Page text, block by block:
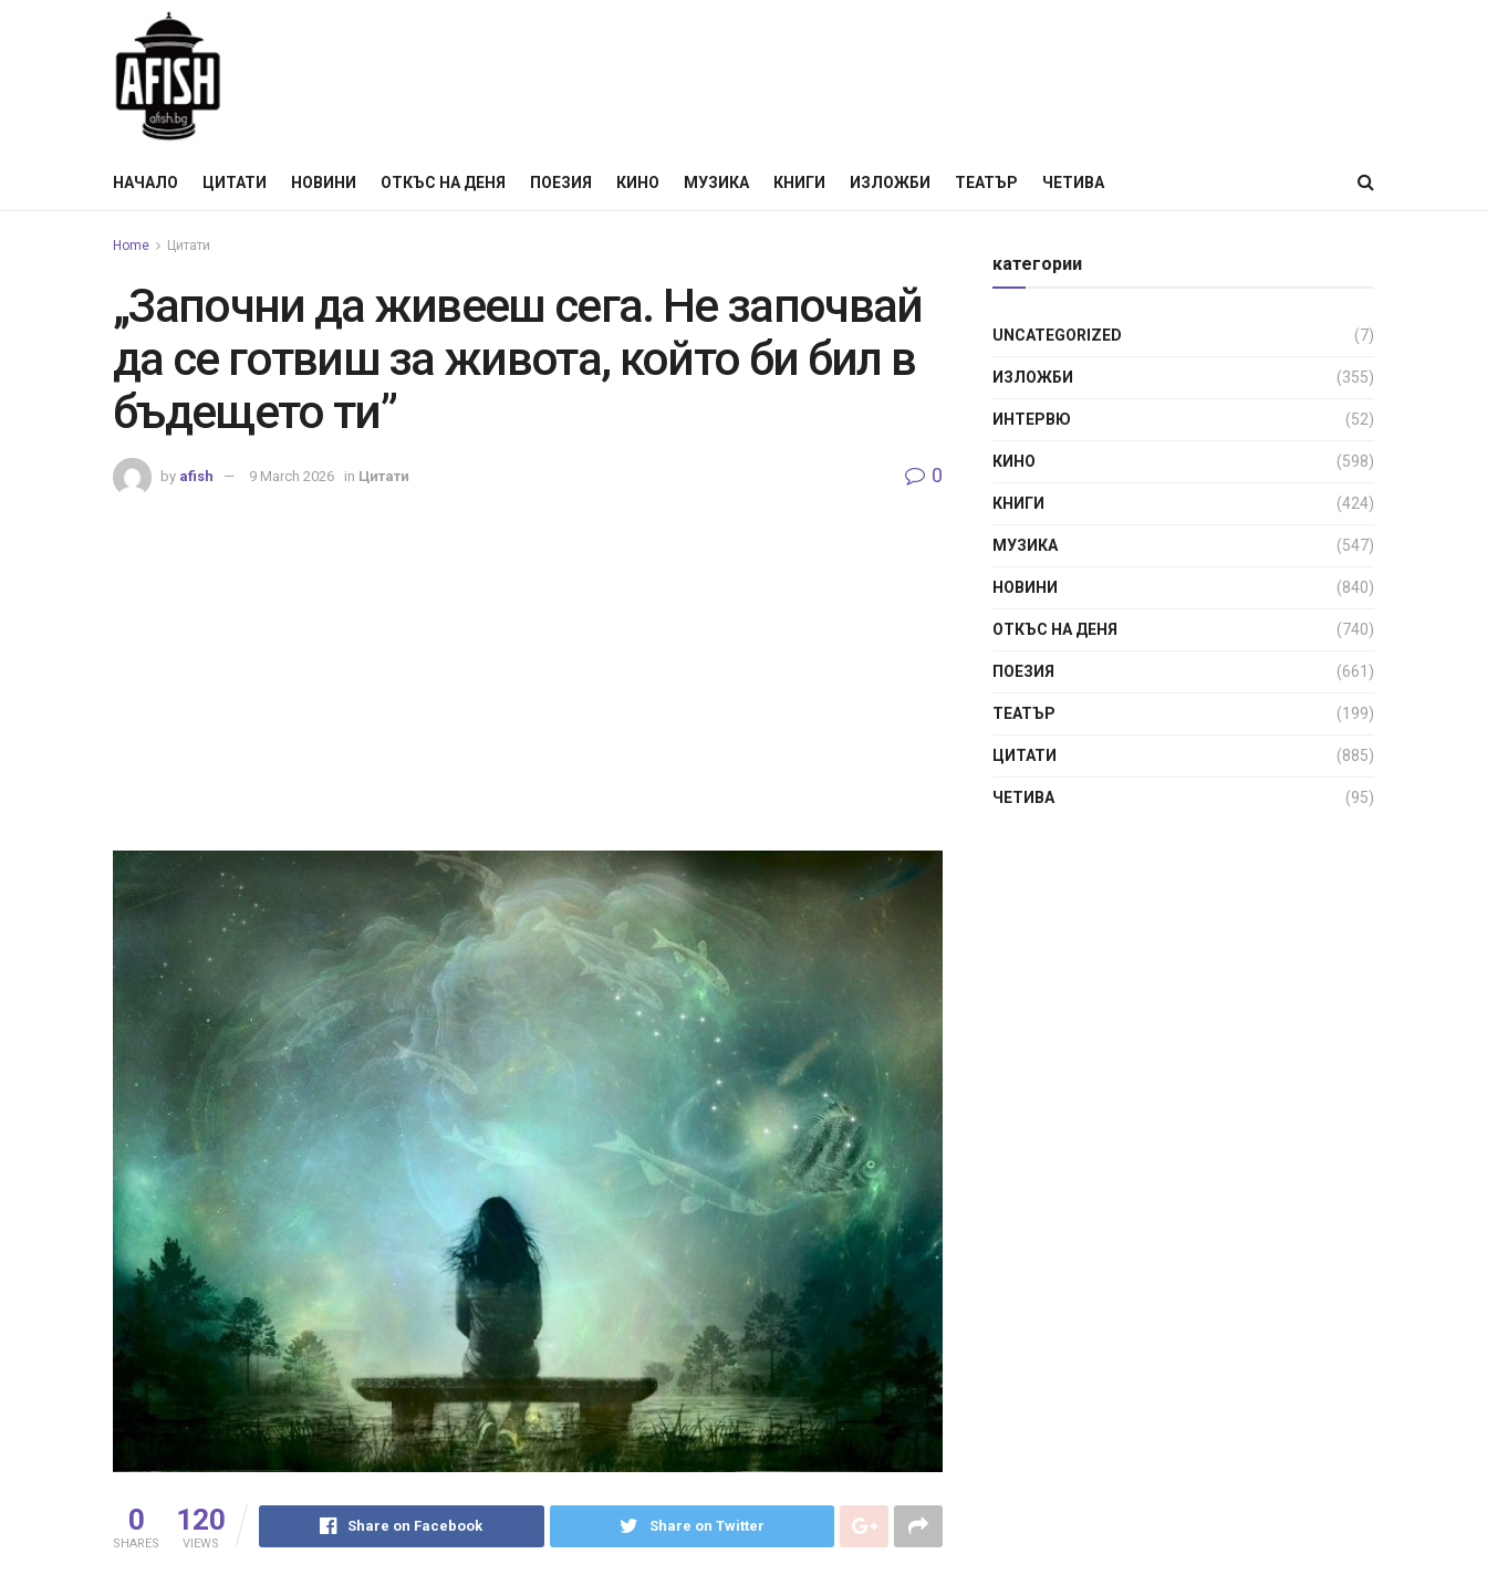
НАЧАЛО ЦИТАТИ НОВИНИ ОТКЪС НА ДЕНЯ ПОЕЗИЯ КИНО МУЗИКА КНИГИ ИЗЛОЖБИ ТЕАТЪР ЧЕТИВА
Home Цитати
„Започни да живееш сега. Не започвай
да се готвиш за живота, който би бил в
бъдещето ти”
by afish 9 March 2026 in Цитати 0
0
SHARES
120
VIEWS
Share on Facebook Share on Twitter
категории
UNCATEGORIZED (7)
ИЗЛОЖБИ (355)
ИНТЕРВЮ (52)
КИНО (598)
КНИГИ (424)
МУЗИКА (547)
НОВИНИ (840)
ОТКЪС НА ДЕНЯ (740)
ПОЕЗИЯ (661)
ТЕАТЪР (199)
ЦИТАТИ (885)
ЧЕТИВА (95)